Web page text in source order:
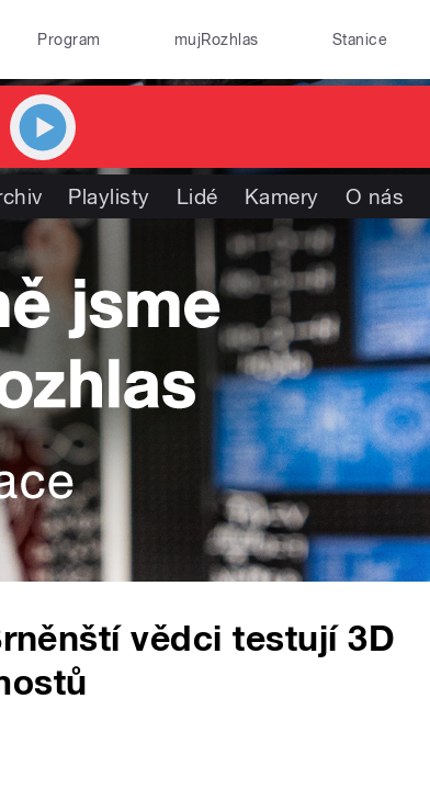
Program mujRozhlas Stanice
Playlisty Lidé Kamery O nás
vědci testují 3D